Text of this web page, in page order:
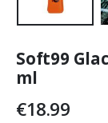
Soft99
ml
€18.99